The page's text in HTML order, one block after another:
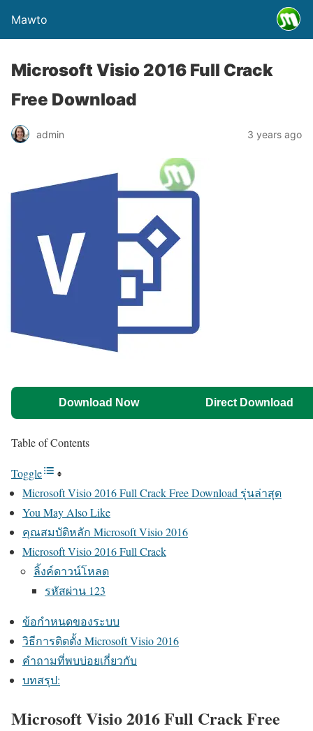
Mawto
Microsoft Visio 2016 Full Crack
Free Download
admin 3 years ago
Download Now Direct Download
Table of Contents
Toggle
Microsoft Visio 2016 Full Crack Free Download รุ่นล่าสุด
You May Also Like
คุณสมบัติหลัก Microsoft Visio 2016
Microsoft Visio 2016 Full Crack
ลิ้งค์ดาวน์โหลด
รหัสผ่าน 123
ข้อกำหนดของระบบ
วิธีการติดตั้ง Microsoft Visio 2016
คำถามที่พบบ่อยเกี่ยวกับ
บทสรุป:
Microsoft Visio 2016 Full Crack Free